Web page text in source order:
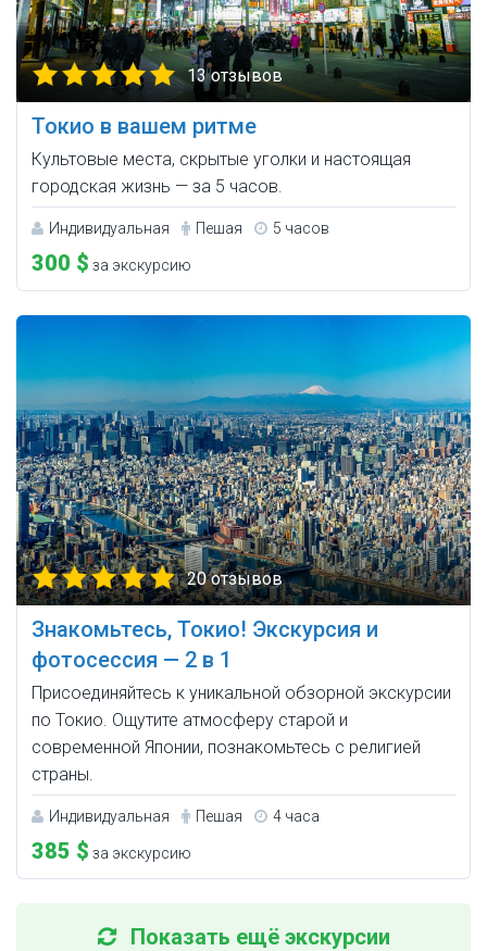
13 отзывов
Токио в вашем ритме
Культовые места, скрытые уголки и настоящая
городская жизнь — за 5 часов.
Индивидуальная Пешая 5 часов
300 $ за экскурсию
20 отзывов
Знакомьтесь, Токио! Экскурсия и
фотосессия — 2 в 1
Присоединяйтесь к уникальной обзорной экскурсии
по Токио. Ощутите атмосферу старой и
современной Японии, познакомьтесь с религией
страны.
Индивидуальная Пешая 4 часа
385 $ за экскурсию
Показать ещё экскурсии